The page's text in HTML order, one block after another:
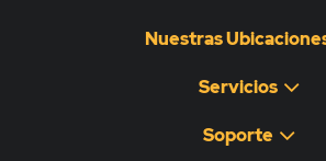
Nuestras
Servicios
Soporte